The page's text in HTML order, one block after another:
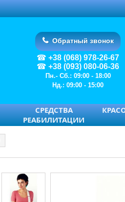
Обратный звонок
+38 (068) 978-26-67
+38 (093) 080-06-36
Пн.- Сб.: 09:00 - 18:00
Нд.: 09:00 - 15:00
СРЕДСТВА
РЕАБИЛИТАЦИИ